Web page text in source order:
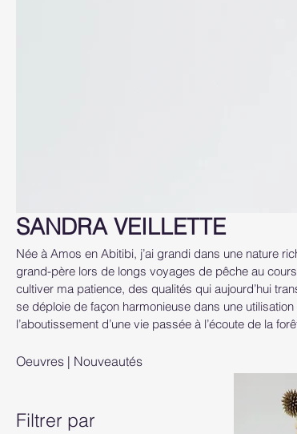
SANDRA VEILLETTE
Née à Amos en Abitibi, j’ai grandi dans une nature
grand-père lors de longs voyages de pêche au
cultiver ma patience, des qualités qui aujourd’hui
se déploie de façon harmonieuse dans une
l’aboutissement d’une vie passée à l’écoute de la
Oeuvres | Nouveautés
Filtrer par